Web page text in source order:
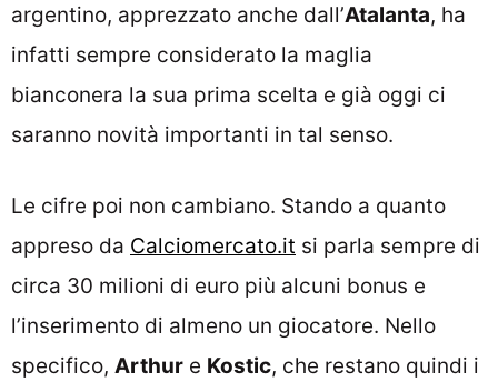
argentino, apprezzato anche dall’Atalanta, ha
infatti sempre considerato la maglia
bianconera la sua prima scelta e già oggi ci
saranno novità importanti in tal senso.
Le cifre poi non cambiano. Stando a quanto
appreso da Calciomercato.it si parla sempre di
circa 30 milioni di euro più alcuni bonus e
l’inserimento di almeno un giocatore. Nello
specifico, Arthur e Kostic, che restano quindi i